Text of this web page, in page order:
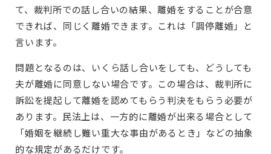
て、裁判所での話し合いの結果、離婚をすることが合意
できれば、同じく離婚できます。これは「調停離婚」と
言います。
問題となるのは、いくら話し合いをしても、どうしても
夫が離婚に同意しない場合です。この場合は、裁判所に
訴訟を提起して離婚を認めてもらう判決をもらう必要が
あります。民法上は、一方的に離婚が出来る場合として
「婚姻を継続し難い重大な事由があるとき」などの抽象
的な規定があるだけです。